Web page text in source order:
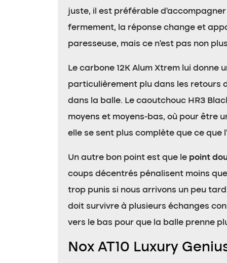
juste, il est préférable
fermement, la réponse change et
paresseuse, mais ce n’est pas non
Le carbone 12K Alum Xtrem lui
particulièrement plu dans les retours
dans la balle. Le caoutchouc HR3
moyens et moyens-bas, où pour être
elle se sent plus complète que ce que
Un autre bon point est que le point
coups décentrés pénalisent moins
trop punis si nous arrivons un peu
doit survivre à plusieurs échanges
vers le bas pour que la balle prenne
Nox AT10 Luxury